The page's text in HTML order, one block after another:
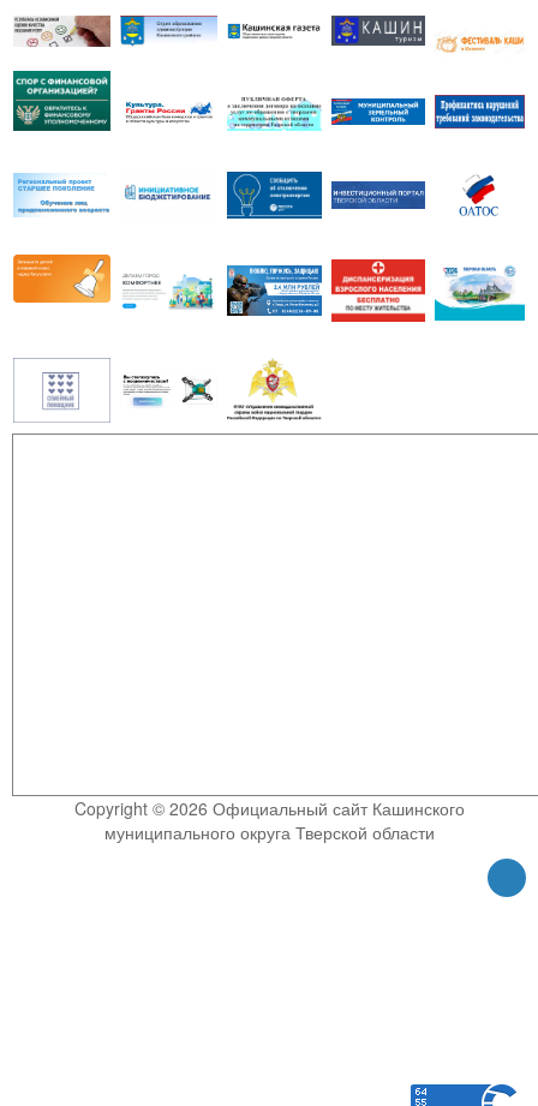
Copyright © 2026 Официальный сайт Кашинского
муниципального округа Тверской области